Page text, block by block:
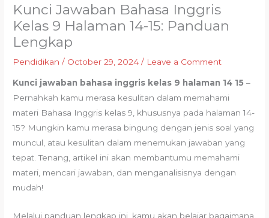
Kunci Jawaban Bahasa Inggris
Kelas 9 Halaman 14-15: Panduan
Lengkap
Pendidikan / October 29, 2024/ Leave a Comment
Kunci jawaban bahasa inggris kelas 9 halaman 14 15 –
Pernahkah kamu merasa kesulitan dalam memahami
materi Bahasa Inggris kelas 9, khususnya pada halaman 14-
15? Mungkin kamu merasa bingung dengan jenis soal yang
muncul, atau kesulitan dalam menemukan jawaban yang
tepat. Tenang, artikel ini akan membantumu memahami
materi, mencari jawaban, dan menganalisisnya dengan
mudah!
Melalui panduan lengkap ini, kamu akan belajar bagaimana